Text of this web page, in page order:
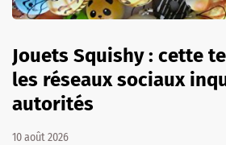
Jouets Squishy : cette
les réseaux sociaux
autorités
10 août 2026